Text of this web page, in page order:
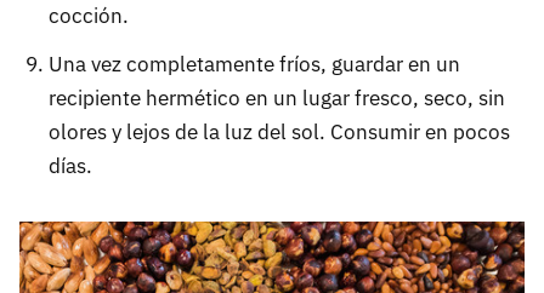
cocción.
Una vez completamente fríos, guardar en un
recipiente hermético en un lugar fresco, seco, sin
olores y lejos de la luz del sol. Consumir en pocos
días.